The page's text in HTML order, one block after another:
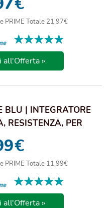
PRIME Totale 21,97€
★★★★★
★★★★★
all'Offerta »
| INTEGRATORE
RESISTENZA, PER
€
PRIME Totale 11,99€
★★★★★
★★★★★
all'Offerta »